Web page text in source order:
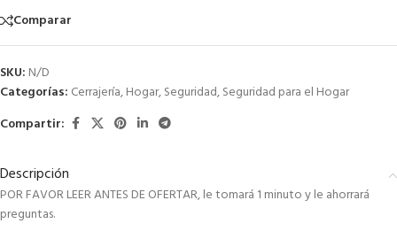
Comparar
SKU: N/D
Categorías: Cerrajería,Hogar,Seguridad,Seguridad para el Hogar
Compartir:
Descripción
POR FAVOR LEER ANTES DE OFERTAR, le tomará 1 minuto y le ahorrará
preguntas.